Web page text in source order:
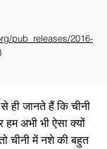
pub_releases/2016-
)
ही जानते हैं कि चीनी
अभी भी ऐसा क्यों
चीनी में नशे की बहुत